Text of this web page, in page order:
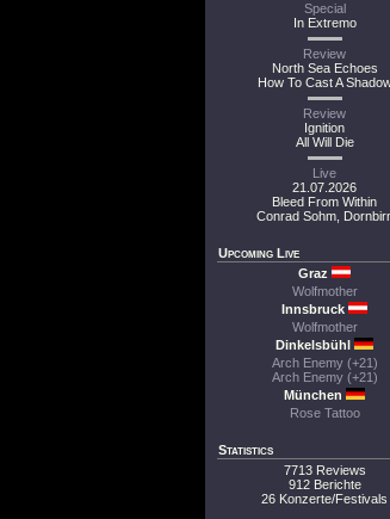
Special
In Extremo
Review
North Sea Echoes
How To Cast A
Review
Ignition
All Will Die
Live
21.07.2026
Bleed From Within
Conrad Sohm,
Upcoming Live
Graz
Wolfmother
Innsbruck
Wolfmother
Dinkelsbühl
Arch Enemy (+21)
Arch Enemy (+21)
München
Rose Tattoo
Statistics
7713 Reviews
912 Berichte
26 Konzerte/Festivals